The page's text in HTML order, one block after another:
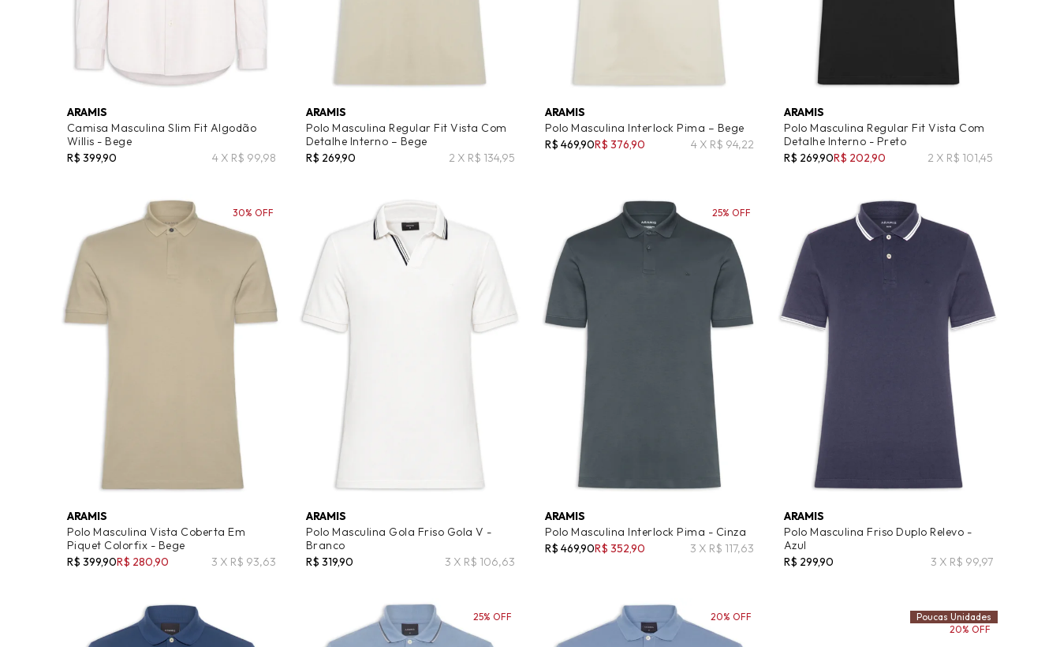
ARAMIS
Camisa Masculina Slim Fit Algodão
Willis - Bege
R$ 399,90
4 X R$ 99,98
ARAMIS
Polo Masculina Regular Fit Vista Com
Detalhe Interno – Bege
R$ 269,90
2 X R$ 134,95
ARAMIS
Polo Masculina Interlock Pima – Bege
R$ 469,90R$ 376,90 4 X R$ 94,22
ARAMIS
Polo Masculina Regular Fit Vista Com
Detalhe Interno - Preto
R$ 269,90R$ 202,90 2 X R$ 101,45
ARAMIS
Polo Masculina Vista Coberta Em
Piquet Colorfix - Bege
R$ 399,90R$ 280,90 3 X R$ 93,63
30% OFF
ARAMIS
Polo Masculina Gola Friso Gola V -
Branco
R$ 319,90
3 X R$ 106,63
ARAMIS
Polo Masculina Interlock Pima - Cinza
R$ 469,90R$ 352,90 3 X R$ 117,63
25% OFF
ARAMIS
Polo Masculina Friso Duplo Relevo -
Azul
R$ 299,90
3 X R$ 99,97
25% OFF 20% OFF
Poucas Unidades
20% OFF